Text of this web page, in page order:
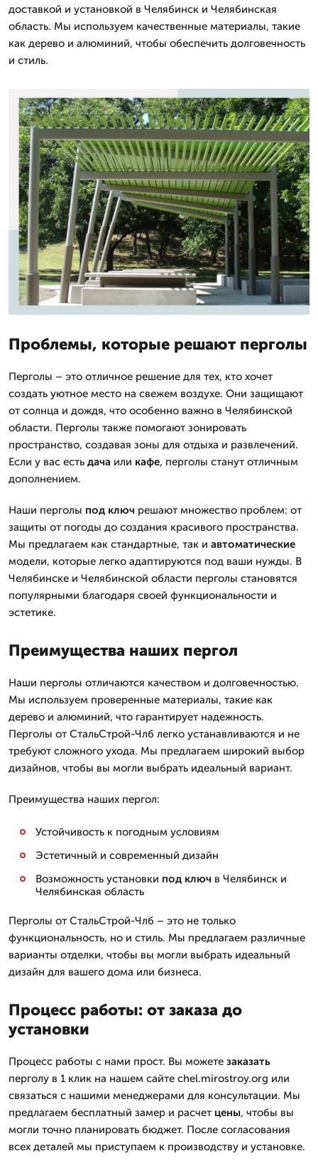
доставкой и установкой в Челябинск и Челябинская
область. Мы используем качественные материалы, такие
как дерево и алюминий, чтобы обеспечить долговечность
и стиль.
Проблемы, которые решают перголы
Перголы – это отличное решение для тех, кто хочет
создать уютное место на свежем воздухе. Они защищают
от солнца и дождя, что особенно важно в Челябинской
области. Перголы также помогают зонировать
пространство, создавая зоны для отдыха и развлечений.
Если у вас есть дача или кафе, перголы станут отличным
дополнением.
Наши перголы под ключ решают множество проблем: от
защиты от погоды до создания красивого пространства.
Мы предлагаем как стандартные, так и автоматические
модели, которые легко адаптируются под ваши нужды. В
Челябинске и Челябинской области перголы становятся
популярными благодаря своей функциональности и
эстетике.
Преимущества наших пергол
Наши перголы отличаются качеством и долговечностью.
Мы используем проверенные материалы, такие как
дерево и алюминий, что гарантирует надежность.
Перголы от СтальСтрой-Члб легко устанавливаются и не
требуют сложного ухода. Мы предлагаем широкий выбор
дизайнов, чтобы вы могли выбрать идеальный вариант.
Преимущества наших пергол:
Устойчивость к погодным условиям
Эстетичный и современный дизайн
Возможность установки под ключ в Челябинск и
Челябинская область
Перголы от СтальСтрой-Члб – это не только
функциональность, но и стиль. Мы предлагаем различные
варианты отделки, чтобы вы могли выбрать идеальный
дизайн для вашего дома или бизнеса.
Процесс работы: от заказа до
установки
Процесс работы с нами прост. Вы можете заказать
перголу в 1 клик на нашем сайте chel.mirostroy.org или
связаться с нашими менеджерами для консультации. Мы
предлагаем бесплатный замер и расчет цены, чтобы вы
могли точно планировать бюджет. После согласования
всех деталей мы приступаем к производству и установке.